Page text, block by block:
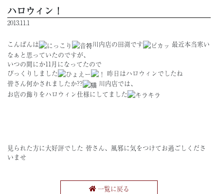
ハロウィン！
2013.11.1
こんばんは 川内店の田渕です
最近本当寒い
なぁと思っていたのですが、
いつの間にか11月になってたので
びっくりしました
昨日はハロウィンでしたね
皆さん何かされましたか??
川内店では、
お店の飾りをハロウィン仕様にしてました
見られた方に大好評でした 皆さん、風邪に気をつけてお過ごしくださ
いませ
一覧に戻る